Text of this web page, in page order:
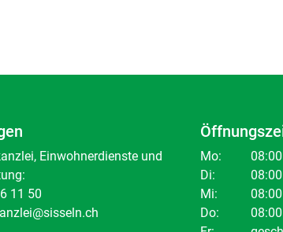
Einwohnerdienste und
11 50
Mo:
Di:
Mi:
Do: